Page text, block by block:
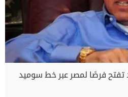
تفتح فرصًا لمصر عبر خط سوميد